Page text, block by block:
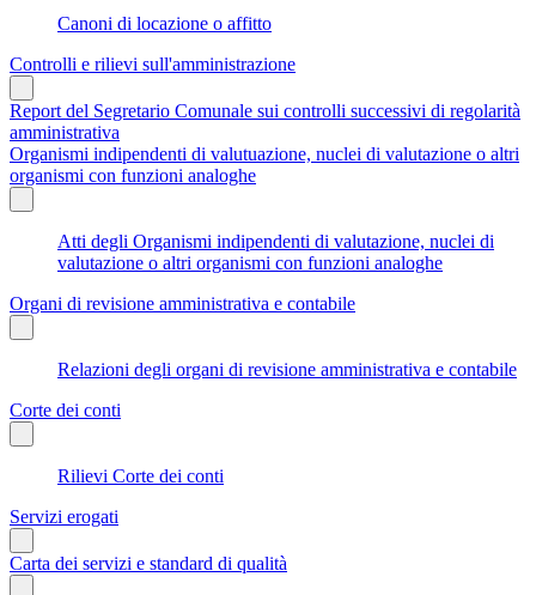
Canoni di locazione o affitto
Controlli e rilievi sull'amministrazione
Report del Segretario Comunale sui controlli successivi di regolarità
amministrativa
Organismi indipendenti di valutuazione, nuclei di valutazione o altri
organismi con funzioni analoghe
Atti degli Organismi indipendenti di valutazione, nuclei di
valutazione o altri organismi con funzioni analoghe
Organi di revisione amministrativa e contabile
Relazioni degli organi di revisione amministrativa e contabile
Corte dei conti
Rilievi Corte dei conti
Servizi erogati
Carta dei servizi e standard di qualità